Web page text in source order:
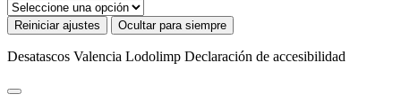
Reiniciar ajustes Ocultar para siempre
Desatascos Valencia Lodolimp Declaración de accesibilidad